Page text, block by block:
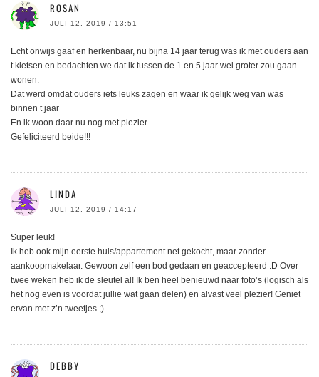
ROSAN
JULI 12, 2019 / 13:51
Echt onwijs gaaf en herkenbaar, nu bijna 14 jaar terug was ik met ouders aan
t kletsen en bedachten we dat ik tussen de 1 en 5 jaar wel groter zou gaan
wonen.
Dat werd omdat ouders iets leuks zagen en waar ik gelijk weg van was
binnen t jaar
En ik woon daar nu nog met plezier.
Gefeliciteerd beide!!!
LINDA
JULI 12, 2019 / 14:17
Super leuk!
Ik heb ook mijn eerste huis/appartement net gekocht, maar zonder
aankoopmakelaar. Gewoon zelf een bod gedaan en geaccepteerd :D Over
twee weken heb ik de sleutel al! Ik ben heel benieuwd naar foto’s (logisch als
het nog even is voordat jullie wat gaan delen) en alvast veel plezier! Geniet
ervan met z’n tweetjes ;)
DEBBY